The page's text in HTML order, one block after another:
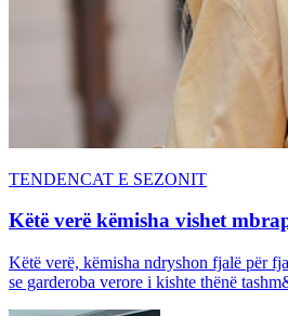
TENDENCAT E SEZONIT
Këtë verë këmisha vishet
Këtë verë, këmisha ndryshon fjalë për
se garderoba verore i kishte thënë